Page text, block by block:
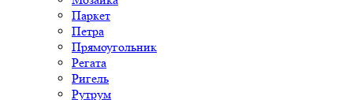
Паркет
Петра
Прямоугольник
Регата
Ригель
Рутрум